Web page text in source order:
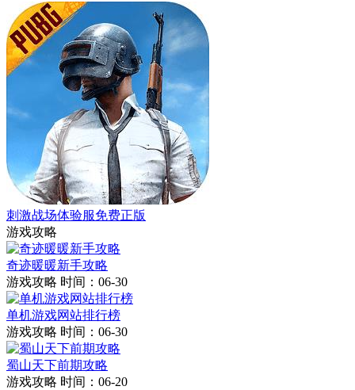
刺激战场体验服免费正版
游戏攻略
奇迹暖暖新手攻略
游戏攻略 时间：06-30
单机游戏网站排行榜
游戏攻略 时间：06-30
蜀山天下前期攻略
游戏攻略 时间：06-20